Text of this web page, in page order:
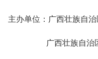
主办单位：广西壮族自
广西壮族自治区